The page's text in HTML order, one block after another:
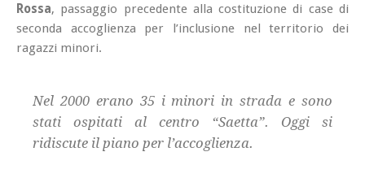
Rossa, passaggio precedente alla costituzione di case di
seconda accoglienza per l’inclusione nel territorio dei
ragazzi minori.
Nel 2000 erano 35 i minori in strada e sono
stati ospitati al centro “Saetta”. Oggi si
ridiscute il piano per l’accoglienza.